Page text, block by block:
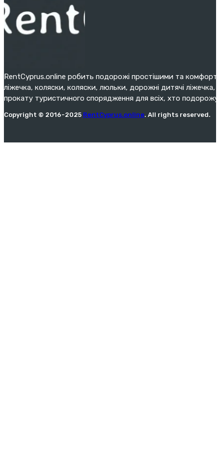
RentCyprus.online робить подорожі простішими та
ліжечка, коляски, коляски, люльки, дорожні дитячі ліжечка,
прокату туристичного спорядження для всіх, хто
Copyright © 2016-2025 RentCyprus.online. All rights reserved.